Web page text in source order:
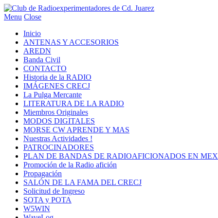
Menu Close
Inicio
ANTENAS Y ACCESORIOS
AREDN
Banda Civil
CONTACTO
Historia de la RADIO
IMÁGENES CRECJ
La Pulga Mercante
LITERATURA DE LA RADIO
Miembros Originales
MODOS DIGITALES
MORSE CW APRENDE Y MAS
Nuestras Actividades !
PATROCINADORES
PLAN DE BANDAS DE RADIOAFICIONADOS EN
Promoción de la Radio afición
Propagación
SALÓN DE LA FAMA DEL CRECJ
Solicitud de Ingreso
SOTA y POTA
W5WIN